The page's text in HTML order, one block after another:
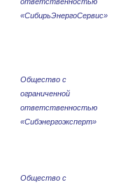
«СибирьЭнергоСервис»
Общество с
ограниченной
ответственностью
«Сибэнергоэксперт»
Общество с